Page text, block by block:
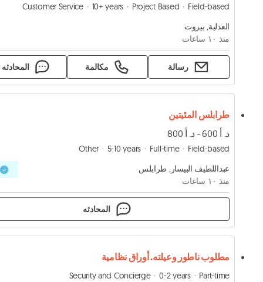
Customer Service 10+ years Project Based
Field-based
العدلية, بيروت
منذ ١۰ ساعات
رسالة مكالمة المحادثه
طرابلس المئيتين
د. أ 600 - د. أ 800
Other 5-10 years Full-time
Field-based
عبداللطيف البيسار, طرابلس
منذ ١۰ ساعات
المحادثه
مطلوب ناطور وعيلته. أوراق نظامية
Security and Concierge 0-2 years
Part-time